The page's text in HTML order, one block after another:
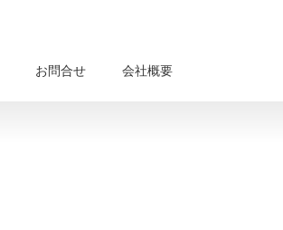
お問合せ 会社概要